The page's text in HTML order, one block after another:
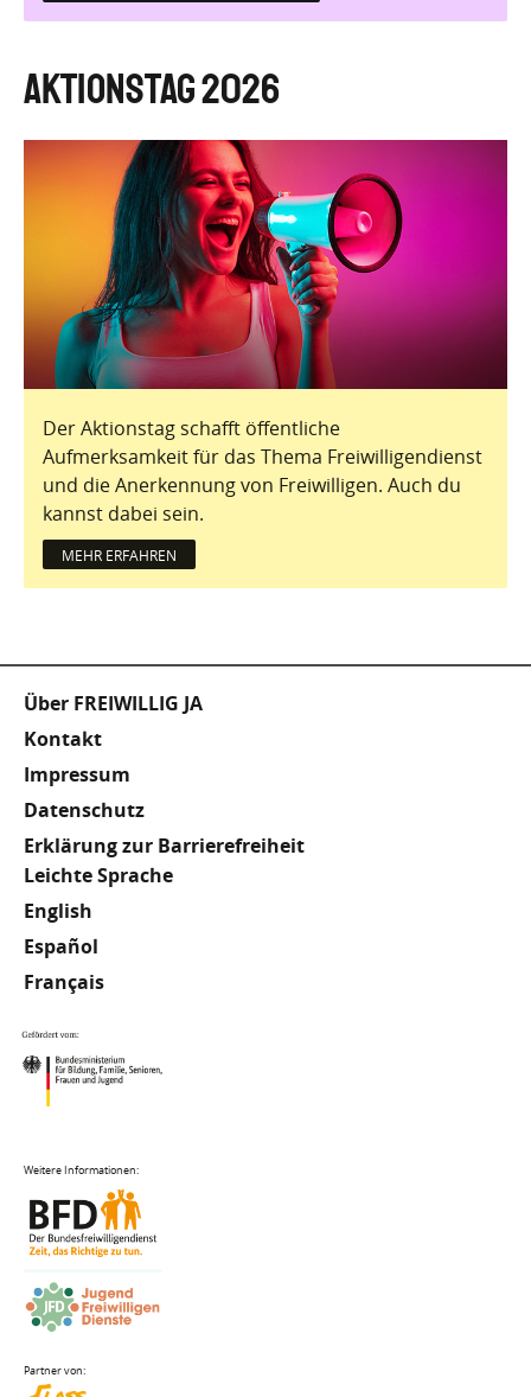
Aktionstag 2026
Der Aktionstag schafft öffentliche
Aufmerksamkeit für das Thema Freiwilligendienst
und die Anerkennung von Freiwilligen. Auch du
kannst dabei sein.
MEHR ERFAHREN
Fußzeile
Über FREIWILLIG JA
Kontakt
Impressum
Datenschutz
Erklärung zur Barrierefreiheit
Meta
Footer
Leichte Sprache
English
Español
Français